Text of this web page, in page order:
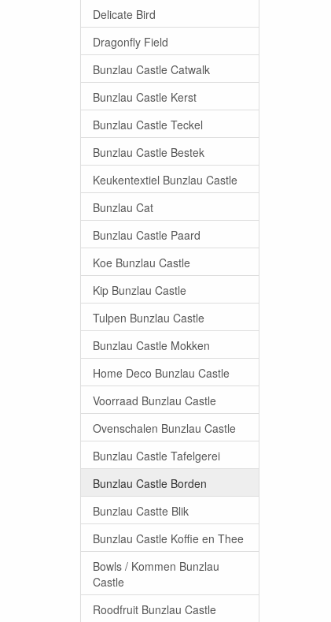
Delicate Bird
Dragonfly Field
Bunzlau Castle Catwalk
Bunzlau Castle Kerst
Bunzlau Castle Teckel
Bunzlau Castle Bestek
Keukentextiel Bunzlau Castle
Bunzlau Cat
Bunzlau Castle Paard
Koe Bunzlau Castle
Kip Bunzlau Castle
Tulpen Bunzlau Castle
Bunzlau Castle Mokken
Home Deco Bunzlau Castle
Voorraad Bunzlau Castle
Ovenschalen Bunzlau Castle
Bunzlau Castle Tafelgerei
Bunzlau Castle Borden
Bunzlau Castte Blik
Bunzlau Castle Koffie en Thee
Bowls / Kommen Bunzlau
Castle
Roodfruit Bunzlau Castle